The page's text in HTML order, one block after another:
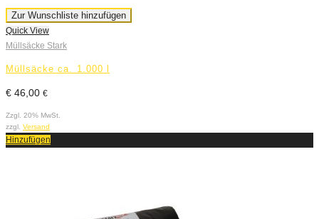
Zur Wunschliste hinzufügen
Quick View
Müllsäcke Stark
Müllsäcke ca. 1.000 l
€ 46,00 €
Zzgl. 20% MwSt.
zzgl. Versand
Hinzufügen